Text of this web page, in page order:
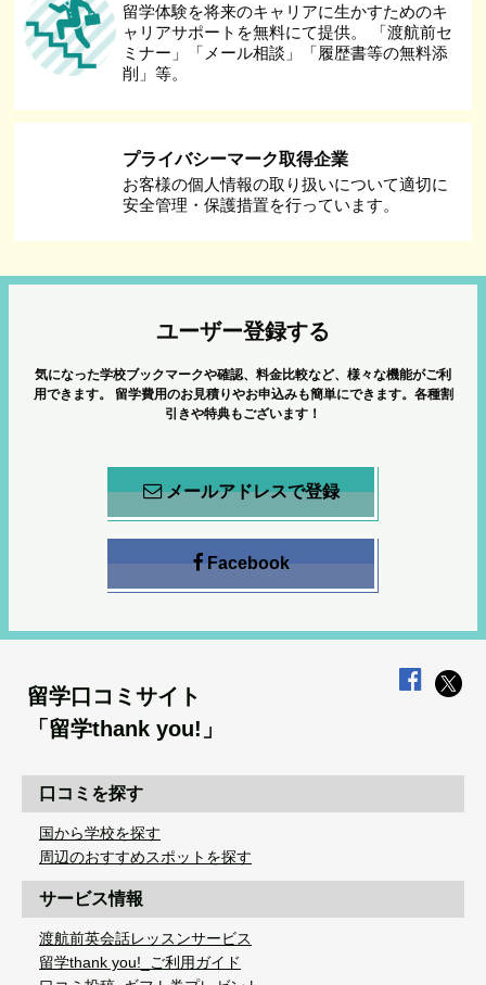
留学体験を将来のキャリアに生かすためのキ
ャリアサポートを無料にて提供。 「渡航前セ
ミナー」「メール相談」「履歴書等の無料添
削」等。
プライバシーマーク取得企業
お客様の個人情報の取り扱いについて適切に
安全管理・保護措置を行っています。
ユーザー登録する
気になった学校ブックマークや確認、料金比較など、様々な機能がご利
用できます。
留学費用のお見積りやお申込みも簡単にできます。各種割
引きや特典もございます！
メールアドレスで登録
Facebook
留学口コミサイト
「留学thank you!」
口コミを探す
国から学校を探す
周辺のおすすめスポットを探す
サービス情報
渡航前英会話レッスンサービス
留学thank you!_ご利用ガイド